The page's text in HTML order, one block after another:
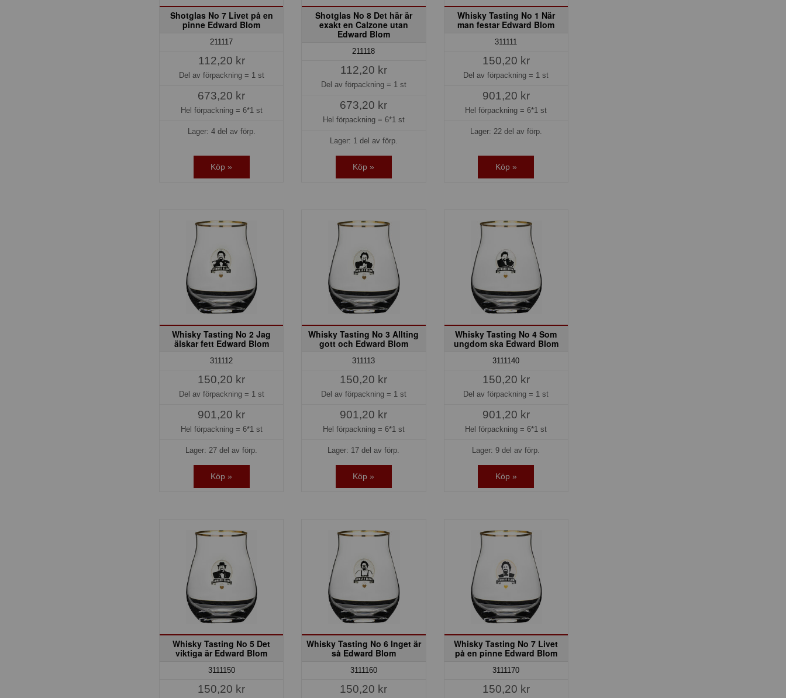
Shotglas No 7 Livet på en
pinne Edward Blom
211117
112,20 kr
Del av förpackning = 1 st
673,20 kr
Hel förpackning = 6*1 st
Lager: 4 del av förp.
Köp »
Shotglas No 8 Det här är
exakt en Calzone utan
Edward Blom
211118
112,20 kr
Del av förpackning = 1 st
673,20 kr
Hel förpackning = 6*1 st
Lager: 1 del av förp.
Köp »
Whisky Tasting No 1 När
man festar Edward Blom
311111
150,20 kr
Del av förpackning = 1 st
901,20 kr
Hel förpackning =6*1 st
Lager: 22 del av förp.
Köp »
Whisky Tasting No 2 Jag
älskar fett Edward Blom
311112
150,20 kr
Del av förpackning = 1 st
901,20 kr
Hel förpackning = 6*1 st
Lager: 27 del av förp.
Köp »
Whisky Tasting No 3 Allting
gott och Edward Blom
311113
150,20 kr
Del av förpackning = 1 st
901,20 kr
Hel förpackning = 6*1 st
Lager: 17 del av förp.
Köp »
Whisky Tasting No 4 Som
ungdom ska Edward Blom
3111140
150,20 kr
Del av förpackning = 1 st
901,20 kr
Hel förpackning =6*1 st
Lager: 9 del av förp.
Köp »
Whisky Tasting No 5 Det
viktiga är Edward Blom
3111150
150,20 kr
Whisky Tasting No 6 Inget är
så Edward Blom
3111160
150,20 kr
Whisky Tasting No 7 Livet
på en pinne Edward Blom
3111170
150,20 kr